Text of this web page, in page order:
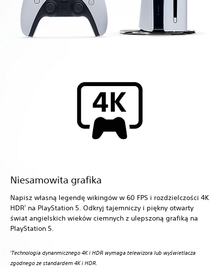
Niesamowita grafika
Napisz własną legendę wikingów w 60 FPS i rozdzielczości 4K
HDR1
na PlayStation 5. Odkryj tajemniczy i piękny otwarty
świat angielskich wieków ciemnych z ulepszoną grafiką na
PlayStation 5.
1 Technologia dynanmicznego 4K i HDR wymaga telewizora lub wyświetlacza
zgodnego ze standardem 4K i HDR.